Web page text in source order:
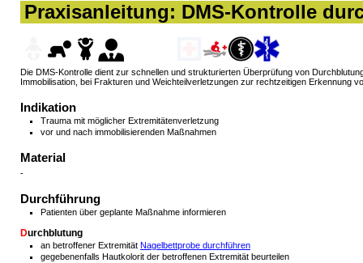
Praxisanleitung: DMS-Kontrolle
Die DMS-Kontrolle dient zur schnellen und strukturierten Überprüfung von
Immobilisation, bei Frakturen und Weichteilverletzungen zur rechtzeitigen Erkennung
Indikation
Trauma mit möglicher Extremitätenverletzung
vor und nach immobilisierenden Maßnahmen
Material
-
Durchführung
Patienten über geplante Maßnahme informieren
Durchblutung
an betroffener Extremität Nagelbettprobe durchführen
gegebenenfalls Hautkolorit der betroffenen Extremität beurteilen